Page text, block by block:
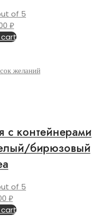
of 5
₽
желаний
контейнерами
бирюзовый
of 5
₽